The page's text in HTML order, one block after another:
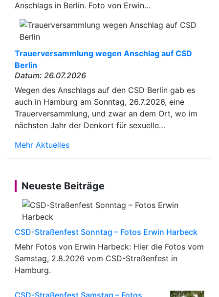
Anschlags in Berlin. Foto von Erwin…
Trauerversammlung wegen Anschlag auf CSD
Berlin
Datum: 26.07.2026
Wegen des Anschlags auf den CSD Berlin gab es
auch in Hamburg am Sonntag, 26.7.2026, eine
Trauerversammlung, und zwar an dem Ort, wo im
nächsten Jahr der Denkort für sexuelle…
Mehr Aktuelles
Neueste Beiträge
CSD-Straßenfest Sonntag – Fotos Erwin Harbeck
Mehr Fotos von Erwin Harbeck: Hier die Fotos vom
Samstag, 2.8.2026 vom CSD-Straßenfest in
Hamburg.